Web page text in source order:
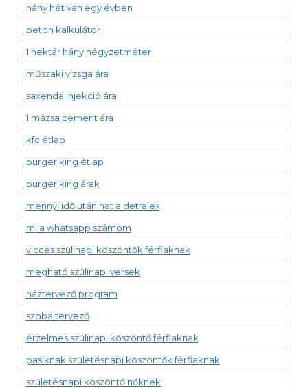
hány hét van egy évben
beton kalkulátor
1 hektár hány négyzetméter
műszaki vizsga ára
saxenda injekció ára
1 mázsa cement ára
kfc étlap
burger king étlap
burger king árak
mennyi idő után hat a detralex
mi a whatsapp számom
vicces szülinapi köszöntők férfiaknak
megható szülinapi versek
háztervező program
szoba tervező
érzelmes szülinapi köszöntő férfiaknak
pasiknak születésnapi köszöntők férfiaknak
születésnapi köszöntő nőknek